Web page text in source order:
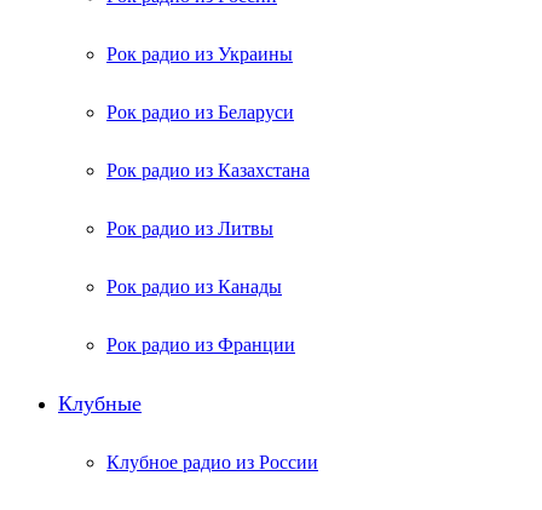
Рок радио из Украины
Рок радио из Беларуси
Рок радио из Казахстана
Рок радио из Литвы
Рок радио из Канады
Рок радио из Франции
Клубные
Клубное радио из России